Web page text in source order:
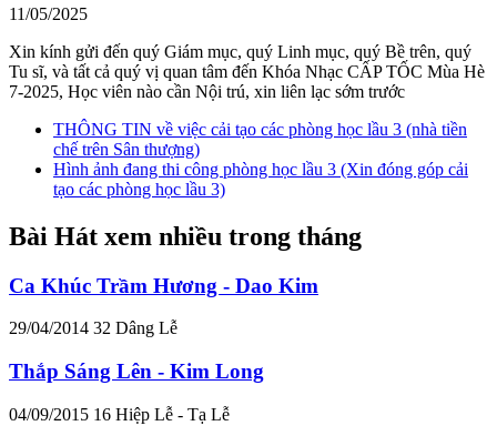
11/05/2025
Xin kính gửi đến quý Giám mục, quý Linh mục, quý Bề trên, quý
Tu sĩ, và tất cả quý vị quan tâm đến Khóa Nhạc CẤP TỐC Mùa Hè
7-2025, Học viên nào cần Nội trú, xin liên lạc sớm trước
THÔNG TIN về việc cải tạo các phòng học lầu 3 (nhà tiền
chế trên Sân thượng)
Hình ảnh đang thi công phòng học lầu 3 (Xin đóng góp cải
tạo các phòng học lầu 3)
Bài Hát xem nhiều trong tháng
Ca Khúc Trầm Hương - Dao Kim
29/04/2014 32 Dâng Lễ
Thắp Sáng Lên - Kim Long
04/09/2015 16 Hiệp Lễ - Tạ Lễ